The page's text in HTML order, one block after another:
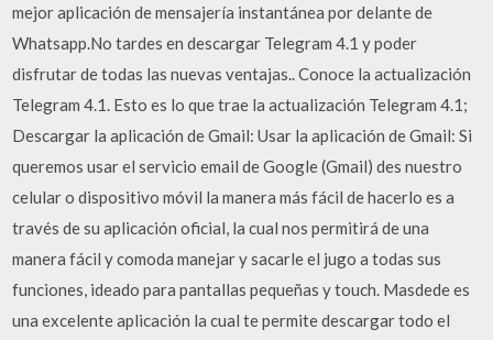
mejor aplicación de mensajería instantánea por delante de
Whatsapp.No tardes en descargar Telegram 4.1 y poder
disfrutar de todas las nuevas ventajas.. Conoce la actualización
Telegram 4.1. Esto es lo que trae la actualización Telegram 4.1;
Descargar la aplicación de Gmail: Usar la aplicación de Gmail: Si
queremos usar el servicio email de Google (Gmail) des nuestro
celular o dispositivo móvil la manera más fácil de hacerlo es a
través de su aplicación oficial, la cual nos permitirá de una
manera fácil y comoda manejar y sacarle el jugo a todas sus
funciones, ideado para pantallas pequeñas y touch. Masdede es
una excelente aplicación la cual te permite descargar todo el